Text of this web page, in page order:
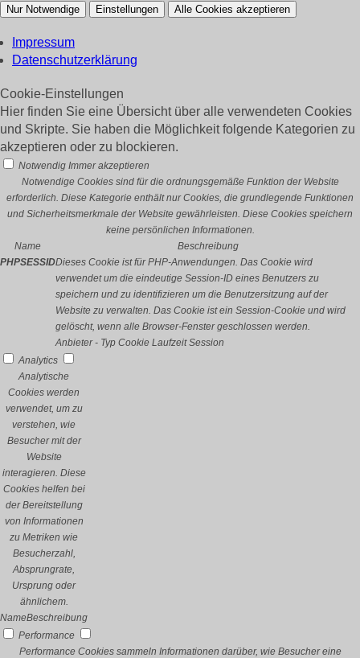
Nur Notwendige Einstellungen Alle Cookies akzeptieren
Impressum
Datenschutzerklärung
Cookie-Einstellungen
Hier finden Sie eine Übersicht über alle verwendeten Cookies
und Skripte. Sie haben die Möglichkeit folgende Kategorien zu
akzeptieren oder zu blockieren.
Notwendig Immer akzeptieren
Notwendige Cookies sind für die ordnungsgemäße Funktion der Website
erforderlich. Diese Kategorie enthält nur Cookies, die grundlegende Funktionen
und Sicherheitsmerkmale der Website gewährleisten. Diese Cookies speichern
keine persönlichen Informationen.
Name
Beschreibung
PHPSESSIDDieses Cookie ist für PHP-Anwendungen. Das Cookie wird
verwendet um die eindeutige Session-ID eines Benutzers zu
speichern und zu identifizieren um die Benutzersitzung auf der
Website zu verwalten. Das Cookie ist ein Session-Cookie und wird
gelöscht, wenn alle Browser-Fenster geschlossen werden.
Anbieter - Typ Cookie Laufzeit Session
Analytics
Analytische
Cookies werden
verwendet, um zu
verstehen, wie
Besucher mit der
Website
interagieren. Diese
Cookies helfen bei
der Bereitstellung
von Informationen
zu Metriken wie
Besucherzahl,
Absprungrate,
Ursprung oder
ähnlichem.
NameBeschreibung
Performance
Performance Cookies sammeln Informationen darüber, wie Besucher eine